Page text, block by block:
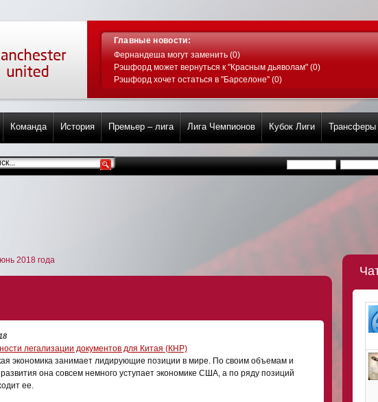
Главные новости:
Фернандеша могут заменить (0)
Рэшфорд может вернуться к "Красным дьяволам" (0)
Рэшфорд хочет остаться в "Барселоне" (0)
Команда История Премьер – лига Лига Чемпионов Кубок Лиги Трансферы
2018 года
легализации документов для Китая (КНР)
экономика занимает лидирующие позиции в мире. По своим объемам и
она совсем немного уступает экономике США, а по ряду позиций
ее.